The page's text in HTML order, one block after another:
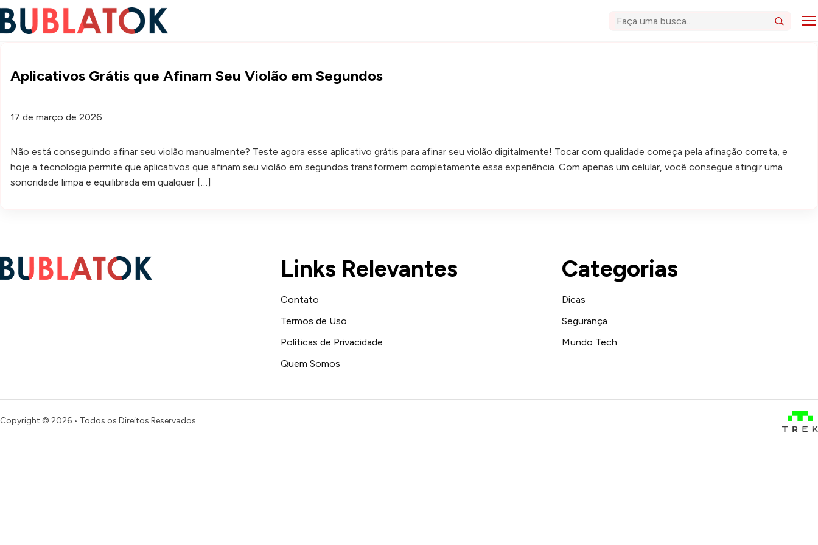
Buscar
Aplicativos Grátis que Afinam Seu Violão em Segundos
17 de março de 2026
Não está conseguindo afinar seu violão manualmente? Teste agora esse aplicativo grátis para afinar seu violão digitalmente! Tocar com qualidade começa pela afinação correta, e
hoje a tecnologia permite que aplicativos que afinam seu violão em segundos transformem completamente essa experiência. Com apenas um celular, você consegue atingir uma
sonoridade limpa e equilibrada em qualquer […]
Links Relevantes
Contato
Termos de Uso
Políticas de Privacidade
Quem Somos
Categorias
Dicas
Segurança
Mundo Tech
Copyright © 2026 • Todos os Direitos Reservados